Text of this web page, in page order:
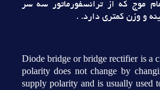
موج که از ترانسفورماتور سه سر
و وزن کمتري دارد. .
Diode bridge or bridge rectifier is a
polarity does not change by
supply polarity and is usually used